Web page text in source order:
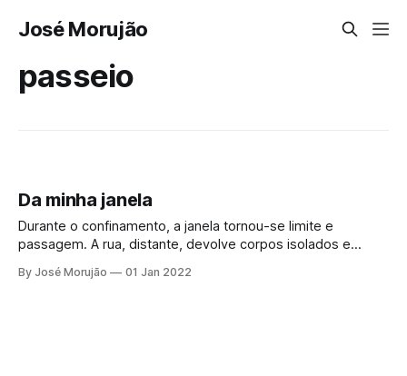
José Morujão
passeio
Da minha janela
Durante o confinamento, a janela tornou-se limite e
passagem. A rua, distante, devolve corpos isolados e
fragmenta-se e o tempo abranda, tornando a realidade
By José Morujão 01 Jan 2022